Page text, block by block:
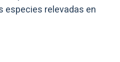
especies relevadas en